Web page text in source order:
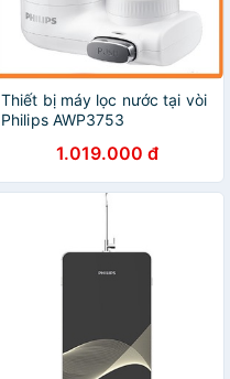
Thiết bị máy lọc nước tại vòi
Philips AWP3753
1.019.000 đ